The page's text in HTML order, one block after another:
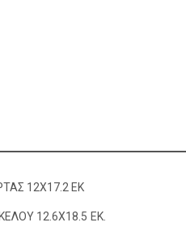
12Χ17.2 ΕΚ
12.6Χ18.5 ΕΚ.